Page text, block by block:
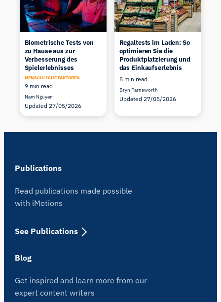
Biometrische Tests von
zu Hause aus zur
Verbesserung des
Spielerlebnisses
MENSCHLICHE FAKTOREN
9 min read
Nam Nguyen
Updated 27/05/2026
Regaltests im Laden: So
optimieren Sie die
Produktplatzierung und
das Einkaufserlebnis
8 min read
Bryn Farnsworth
Updated 27/05/2026
Publications
Read publications made possible
with iMotions
See Publications
Blog
Get inspired and learn more from our
expert content writers